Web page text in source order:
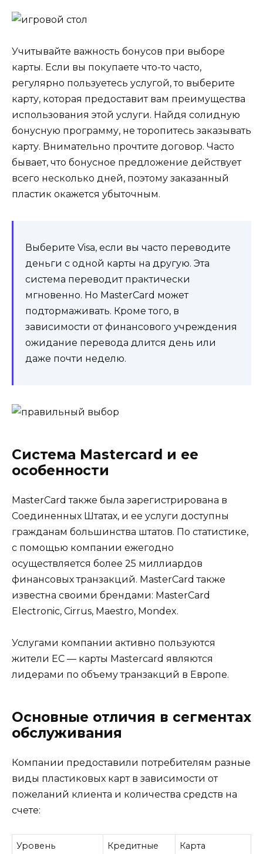
Учитывайте важность бонусов при выборе
карты. Если вы покупаете что-то часто,
регулярно пользуетесь услугой, то выберите
карту, которая предоставит вам преимущества
использования этой услуги. Найдя солидную
бонусную программу, не торопитесь заказывать
карту. Внимательно прочтите договор. Часто
бывает, что бонусное предложение действует
всего несколько дней, поэтому заказанный
пластик окажется убыточным.
Выберите Visa, если вы часто переводите
деньги с одной карты на другую. Эта
система переводит практически
мгновенно. Но MasterCard может
подтормаживать. Кроме того, в
зависимости от финансового учреждения
ожидание перевода длится день или
даже почти неделю.
Система Mastercard и ее
особенности
MasterCard также была зарегистрирована в
Соединенных Штатах, и ее услуги доступны
гражданам большинства штатов. По статистике,
с помощью компании ежегодно
осуществляется более 25 миллиардов
финансовых транзакций. MasterCard также
известна своими брендами: MasterCard
Electronic, Cirrus, Maestro, Mondex.
Услугами компании активно пользуются
жители ЕС — карты Mastercard являются
лидерами по объему транзакций в Европе.
Основные отличия в сегментах
обслуживания
Компании предоставили потребителям разные
виды пластиковых карт в зависимости от
пожеланий клиента и количества средств на
счете:
Уровень
Кредитные
Карта